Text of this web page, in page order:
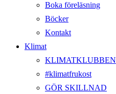
Boka föreläsning
Böcker
Kontakt
Klimat
KLIMATKLUBBEN
#klimatfrukost
GÖR SKILLNAD